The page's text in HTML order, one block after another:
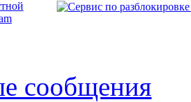
сообщения